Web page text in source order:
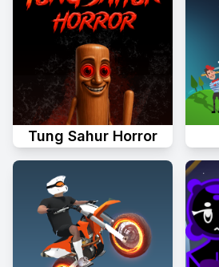
Tung Sahur Horror